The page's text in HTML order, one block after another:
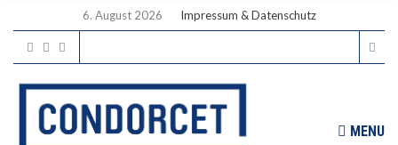
6. August 2026 Impressum & Datenschutz
MENU